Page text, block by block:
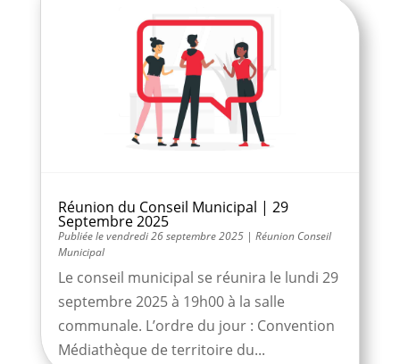
Réunion du Conseil Municipal | 29
Septembre 2025
vendredi 26 septembre 2025| Réunion Conseil
Municipal
Le conseil municipal se réunira le lundi 29
septembre 2025 à 19h00 à la salle
communale. L’ordre du jour : Convention
Médiathèque de territoire du...